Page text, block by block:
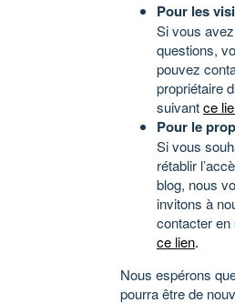
Pour les
Si vous
questions,
pouvez
propriétaire
suivantce
Pour le
Si vous
rétablir
blog, nous
invitons à
contacter en
ce lien.
Nous espérons
pourra être de